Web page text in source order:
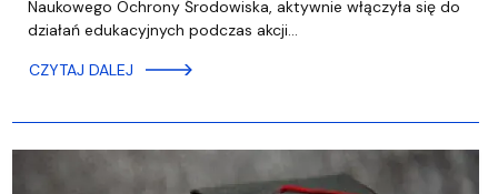
Naukowego Ochrony Środowiska, aktywnie włączyła się do
działań edukacyjnych podczas akcji…
CZYTAJ DALEJ